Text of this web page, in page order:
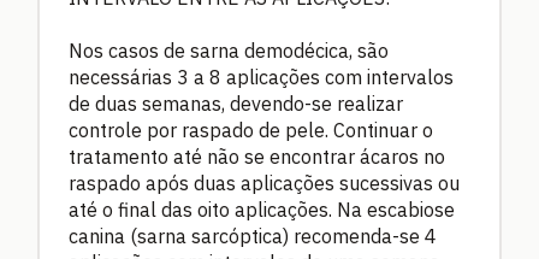
Nos casos de sarna demodécica, são
necessárias 3 a 8 aplicações com intervalos
de duas semanas, devendo-se realizar
controle por raspado de pele. Continuar o
tratamento até não se encontrar ácaros no
raspado após duas aplicações sucessivas ou
até o final das oito aplicações. Na escabiose
canina (sarna sarcóptica) recomenda-se 4